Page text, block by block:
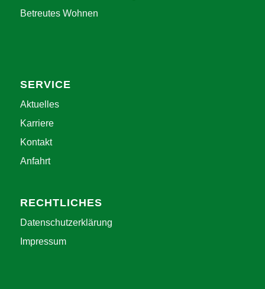
Betreutes Wohnen
SERVICE
Aktuelles
Karriere
Kontakt
Anfahrt
RECHTLICHES
Datenschutzerklärung
Impressum